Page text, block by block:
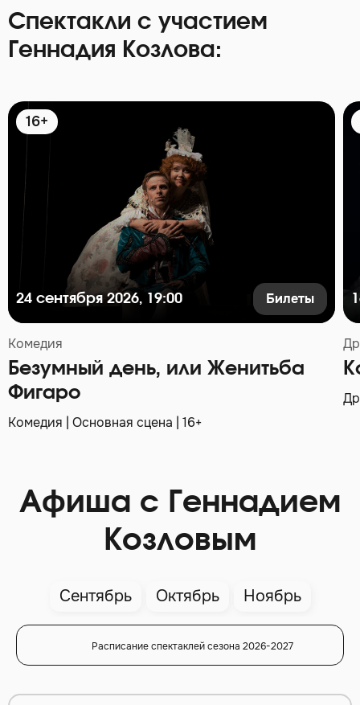
Спектакли с участием
Геннадия Козлова:
16+
24 сентября 2026, 19:00 Билеты
Комедия
Безумный день, или Женитьба
Фигаро
Комедия | Основная сцена | 16+
Афиша с Геннадием
Козловым
Сентябрь Октябрь Ноябрь
Расписание спектаклей сезона 2026-2027